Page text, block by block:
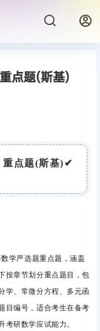
点题(斯基)
重点题(斯基) ✔
学严选题重点题，涵盖
按章节划分重点题目，包
学、常微分方程、多元函
目编号，适合考生在备考
研数学应试能力。